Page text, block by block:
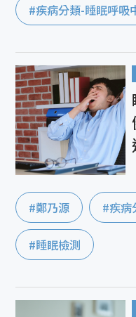
#疾病分類-睡眠呼吸
#鄭乃源 #疾病
#睡眠檢測